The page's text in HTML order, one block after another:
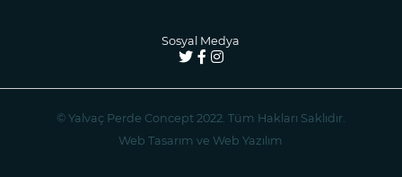
Sosyal Medya
© Yalvaç Perde Concept 2022. Tüm Hakları Saklıdır.
Web Tasarım ve Web Yazılım